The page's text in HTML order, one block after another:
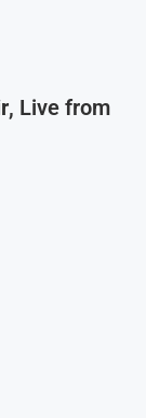
, Live from